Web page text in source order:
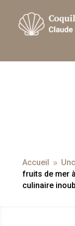
Accueil 9
fruits de mer
culinaire